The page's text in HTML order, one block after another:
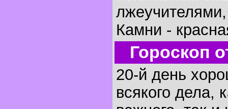
Камни -
Гороскоп
20-й день
всякого дела,